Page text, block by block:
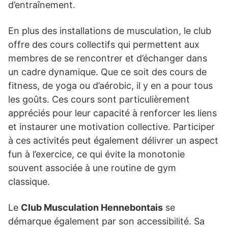
d’entraînement.
En plus des installations de musculation, le club
offre des cours collectifs qui permettent aux
membres de se rencontrer et d’échanger dans
un cadre dynamique. Que ce soit des cours de
fitness, de yoga ou d’aérobic, il y en a pour tous
les goûts. Ces cours sont particulièrement
appréciés pour leur capacité à renforcer les liens
et instaurer une motivation collective. Participer
à ces activités peut également délivrer un aspect
fun à l’exercice, ce qui évite la monotonie
souvent associée à une routine de gym
classique.
Le Club Musculation Hennebontais se
démarque également par son accessibilité. Sa